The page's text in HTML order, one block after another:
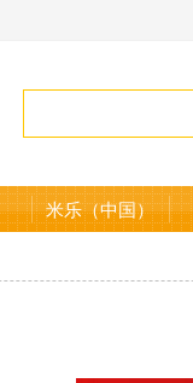
米乐（中国）